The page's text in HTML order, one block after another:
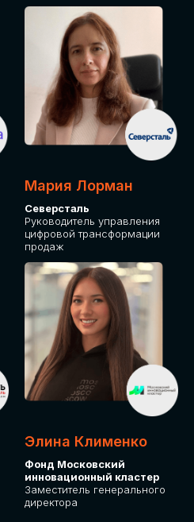
Мария Лорман
Северсталь
Руководитель управления
цифровой трансформации
продаж
Элина Клименко
Фонд Московский
инновационный кластер
Заместитель генерального
директора
GLOBAL
ваши
Будем